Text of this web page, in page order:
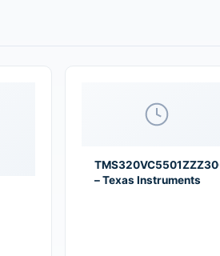
TMS320VC5501ZZZ300
– Texas Instruments